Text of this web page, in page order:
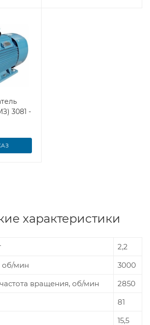
3081 -
характеристики
2,2
об/мин
3000
вращения, об/мин
2850
81
15,5